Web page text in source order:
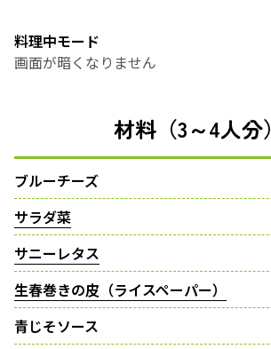
料理中モード
画面が暗くなりません
材料（3～4人分）
ブルーチーズ
サラダ菜
サニーレタス
生春巻きの皮（ライスペーパー）
青じそソース